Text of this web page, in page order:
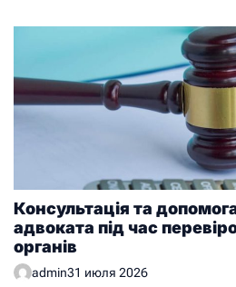
Консультація та
адвоката під час
органів
admin31 июля 2026